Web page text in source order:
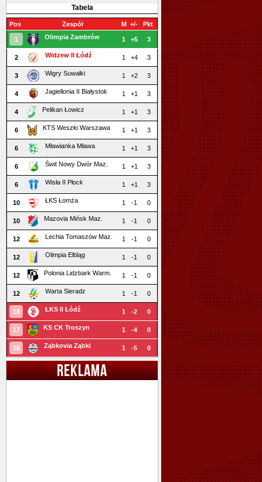
Tabela
Pos Zespół M +/- Pkt
1 Olimpia Zambrów 1 +5 3
2 Widzew II Łódź 1 +4 3
3 Wigry Suwałki 1 +2 3
4 Jagiellonia II Białystok 1 +1 3
4 Pelikan Łowicz 1 +1 3
6 KTS Weszło Warszawa 1 +1 3
6 Mławianka Mława 1 +1 3
6 Świt Nowy Dwór Maz. 1 +1 3
6 Wisła II Płock 1 +1 3
10 ŁKS Łomża 1 -1 0
10 Mazovia Mińsk Maz. 1 -1 0
12 Lechia Tomaszów Maz. 1 -1 0
12 Olimpia Elbląg 1 -1 0
12 Polonia Lidzbark Warm. 1 -1 0
12 Warta Sieradz 1 -1 0
16 ŁKS II Łódź 1 -2 0
17 KS CK Troszyn 1 -4 0
18 Ząbkovia Ząbki 1 -5 0
REKLAMA